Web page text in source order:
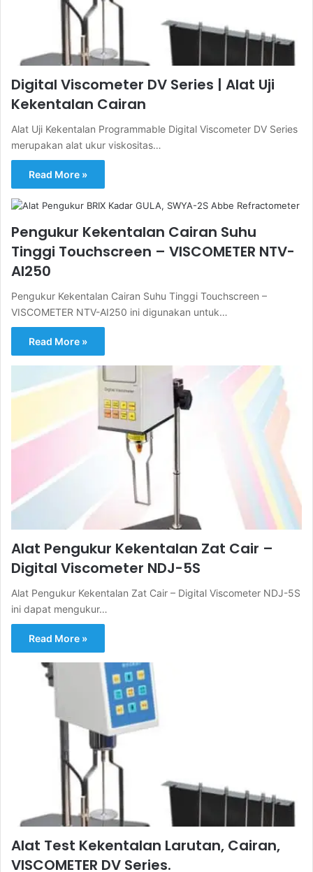
Digital Viscometer DV Series | Alat Uji
Kekentalan Cairan
Alat Uji Kekentalan Programmable Digital Viscometer DV Series
merupakan alat ukur viskositas…
Read More »
Pengukur Kekentalan Cairan Suhu
Tinggi Touchscreen – VISCOMETER NTV-
AI250
Pengukur Kekentalan Cairan Suhu Tinggi Touchscreen –
VISCOMETER NTV-AI250 ini digunakan untuk…
Read More »
Alat Pengukur Kekentalan Zat Cair –
Digital Viscometer NDJ-5S
Alat Pengukur Kekentalan Zat Cair – Digital Viscometer NDJ-5S
ini dapat mengukur…
Read More »
Alat Test Kekentalan Larutan, Cairan,
VISCOMETER DV Series.